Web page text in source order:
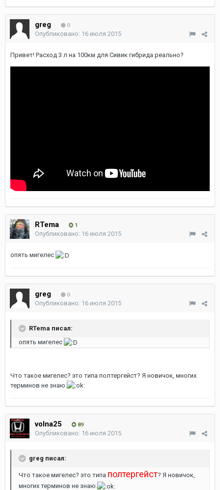
greg 0
Опубликовано: 16 июля 2015
Привет! Расход 3 л на 100км для Сивик гибрида реально?
RTema 1
Опубликовано: 16 июля 2015
опять мигелес
greg 0
Опубликовано: 16 июля 2015
RTema писал:
опять мигелес
Что такое мигелес? это типа полтергейст? Я новичок, многих
терминов не знаю.
volna25 89
Опубликовано: 16 июля 2015
greg писал:
Что такое мигелес? это типа полтергейст? Я новичок,
многих терминов не знаю.